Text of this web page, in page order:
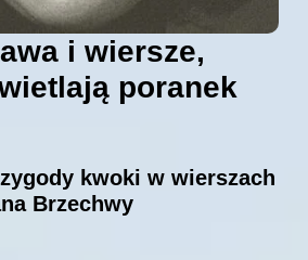
i wiersze,
poranek
kwoki w wierszach
Brzechwy